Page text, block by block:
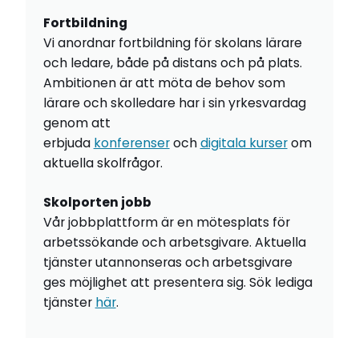
Fortbildning
Vi anordnar fortbildning för skolans lärare
och ledare, både på distans och på plats.
Ambitionen är att möta de behov som
lärare och skolledare har i sin yrkesvardag
genom att
erbjuda konferenserochdigitala kurserom
aktuella skolfrågor.
Skolporten jobb
Vår jobbplattform är en mötesplats för
arbetssökande och arbetsgivare. Aktuella
tjänster utannonseras och arbetsgivare
ges möjlighet att presentera sig. Sök lediga
tjänster här.